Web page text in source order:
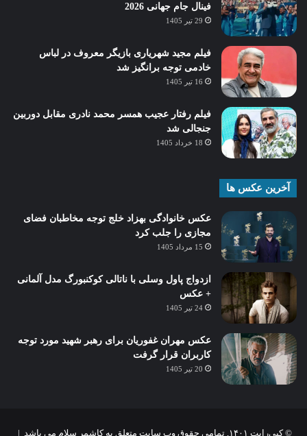
فینال جام جهانی 2026
29 تیر 1405
فیلم مجید شهریاری بازیگر معروف در لباس
خادمی توجه برانگیز شد
16 تیر 1405
فیلم رفتار عجیب همسر محمد نادری مقابل دوربین
جنجالی شد
18 خرداد 1405
آخرین عکس ها
عکس خانوادگی بهزاد خلج توجه مخاطبان فضای
مجازی را جلب کرد
15 مرداد 1405
ازدواج پاول وسلی با ناتالی کوکنبورگ مدل آلمانی
+ عکس
24 تیر 1405
عکس مهران غفوریان برای رهبر شهید مورد توجه
کاربران قرار گرفت
20 تیر 1405
© کپی‌رایت ۱۴۰۱, تمامی حقوق وب سایت متعلق به کاشمر سلام می باشد |